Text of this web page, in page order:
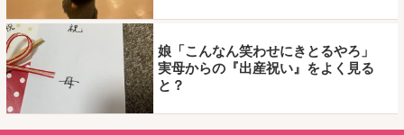
娘「こんなん笑わせにきとるやろ」
実母からの『出産祝い』をよく見る
と？